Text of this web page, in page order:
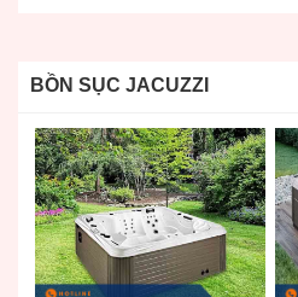
BỒN SỤC JACUZZI